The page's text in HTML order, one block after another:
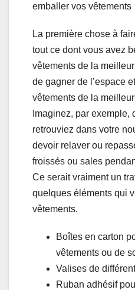
emballer vos vêtements
La première chose à
tout ce dont vous avez
vêtements de la
de gagner de l’espace
vêtements de la
Imaginez, par exemple,
retrouviez dans votre
devoir relaver ou
froissés ou sales
Ce serait vraiment un
quelques éléments qui
vêtements.
Boîtes en carton
vêtements ou de
Valises de
Ruban adhésif